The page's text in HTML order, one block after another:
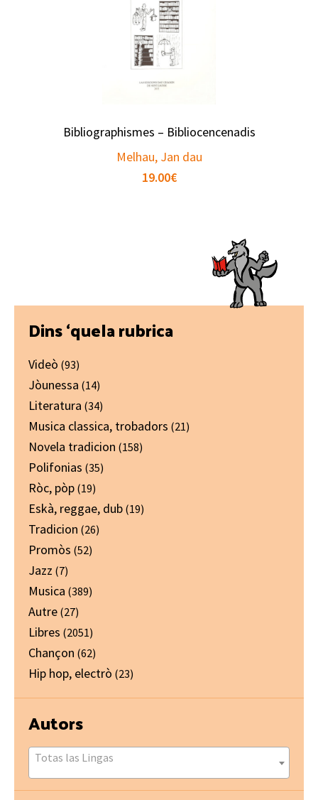
Bibliographismes – Bibliocencenadis
Melhau, Jan dau
19.00€
Primary
Sidebar
Dins ‘quela rubrica
Videò (93)
Jòunessa (14)
Literatura (34)
Musica classica, trobadors (21)
Novela tradicion (158)
Polifonias (35)
Ròc, pòp (19)
Eskà, reggae, dub (19)
Tradicion (26)
Promòs (52)
Jazz (7)
Musica (389)
Autre (27)
Libres (2051)
Chançon (62)
Hip hop, electrò (23)
Autors
Totas las Lingas